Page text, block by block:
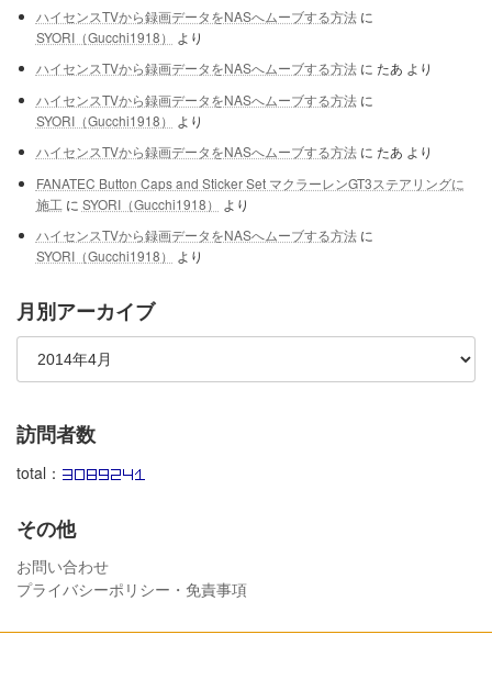
ハイセンスTVから録画データをNASへムーブする方法に
SYORI（Gucchi1918）
より
ハイセンスTVから録画データをNASへムーブする方法に たあ より
ハイセンスTVから録画データをNASへムーブする方法に
SYORI（Gucchi1918）
より
ハイセンスTVから録画データをNASへムーブする方法に たあ より
FANATEC Button Caps and Sticker Set マクラーレンGT3ステアリングに
施工 に SYORI（Gucchi1918）
より
ハイセンスTVから録画データをNASへムーブする方法に
SYORI（Gucchi1918）
より
月別アーカイブ
訪問者数
total：
その他
お問い合わせ
プライバシーポリシー・免責事項